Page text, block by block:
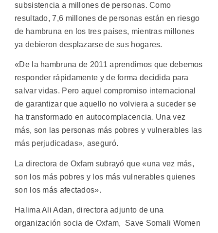
subsistencia a millones de personas. Como
resultado, 7,6 millones de personas están en riesgo
de hambruna en los tres países, mientras millones
ya debieron desplazarse de sus hogares.
«De la hambruna de 2011 aprendimos que debemos
responder rápidamente y de forma decidida para
salvar vidas. Pero aquel compromiso internacional
de garantizar que aquello no volviera a suceder se
ha transformado en autocomplacencia. Una vez
más, son las personas más pobres y vulnerables las
más perjudicadas», aseguró.
La directora de Oxfam subrayó que «una vez más,
son los más pobres y los más vulnerables quienes
son los más afectados».
Halima Ali Adan, directora adjunto de una
organización socia de Oxfam, Save Somali Women